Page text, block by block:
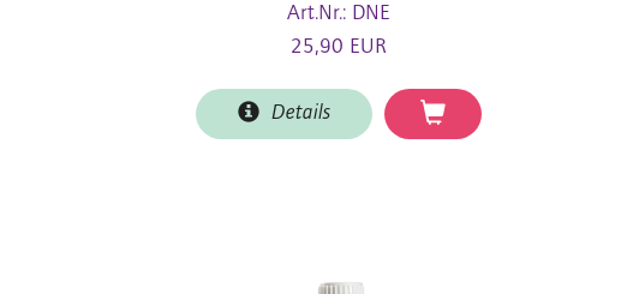
Art.Nr.: DNE
25,90 EUR
Details